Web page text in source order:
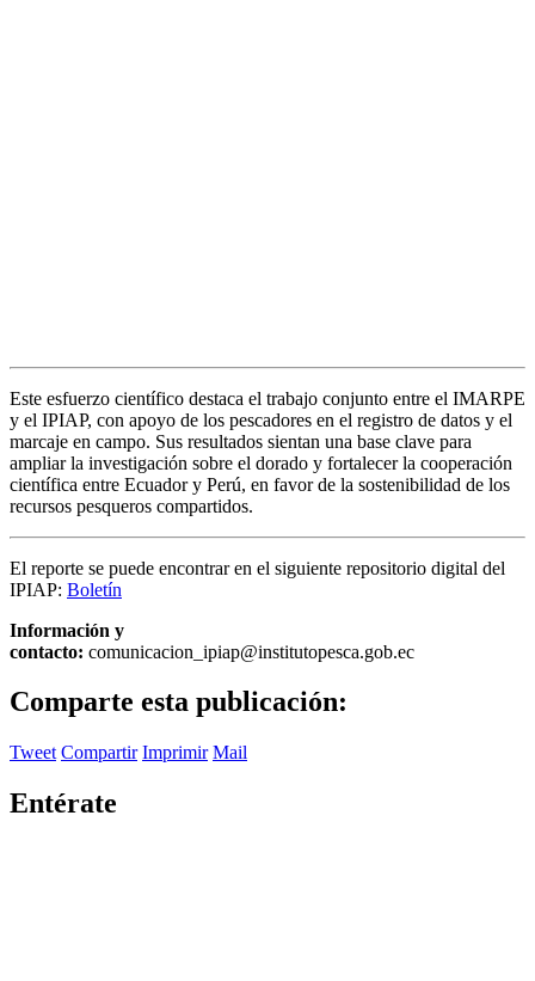
Este esfuerzo científico destaca el trabajo conjunto entre el IMARPE
y el IPIAP, con apoyo de los pescadores en el registro de datos y el
marcaje en campo. Sus resultados sientan una base clave para
ampliar la investigación sobre el dorado y fortalecer la cooperación
científica entre Ecuador y Perú, en favor de la sostenibilidad de los
recursos pesqueros compartidos.
El reporte se puede encontrar en el siguiente repositorio digital del
IPIAP: Boletín
Información y
contacto: comunicacion_ipiap@institutopesca.gob.ec
Comparte esta publicación:
Tweet Compartir Imprimir Mail
Entérate